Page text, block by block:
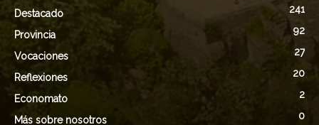
Destacado 241
Provincia 92
Vocaciones 27
Reflexiones 20
Economato 2
Más sobre nosotros 0